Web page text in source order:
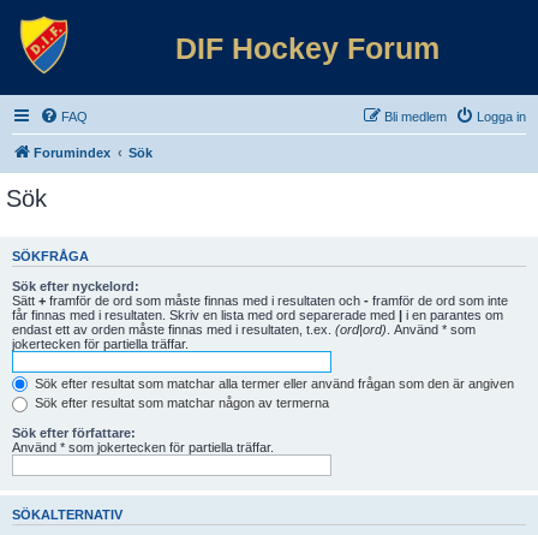
DIF Hockey Forum
FAQ Logga in
Bli medlem
Forumindex Sök
Sök
SÖKFRÅGA
Sök efter nyckelord:
Sätt + framför de ord som måste finnas med i resultaten och - framför de ord som inte
får finnas med i resultaten. Skriv en lista med ord separerade med | i en parantes om
endast ett av orden måste finnas med i resultaten, t.ex. (ord|ord) . Använd * som
jokertecken för partiella träffar.
Sök efter resultat som matchar alla termer eller använd frågan som den är angiven
Sök efter resultat som matchar någon av termerna
Sök efter författare:
Använd * som jokertecken för partiella träffar.
SÖKALTERNATIV